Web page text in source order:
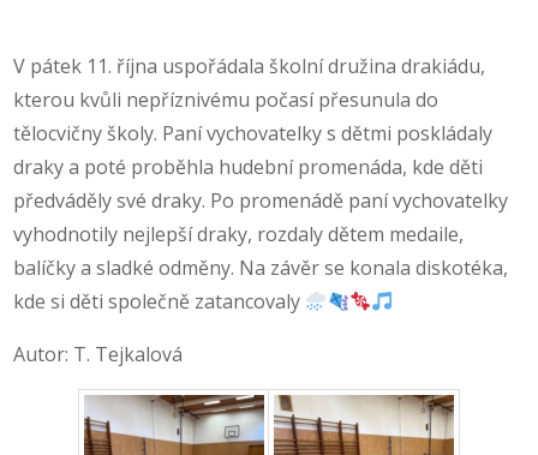
V pátek 11. října uspořádala školní družina drakiádu,
kterou kvůli nepříznivému počasí přesunula do
tělocvičny školy. Paní vychovatelky s dětmi poskládaly
draky a poté proběhla hudební promenáda, kde děti
předváděly své draky. Po promenádě paní vychovatelky
vyhodnotily nejlepší draky, rozdaly dětem medaile,
balíčky a sladké odměny. Na závěr se konala diskotéka,
kde si děti společně zatancovaly
Autor: T. Tejkalová